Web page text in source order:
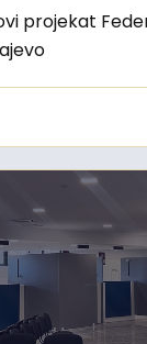
projekat